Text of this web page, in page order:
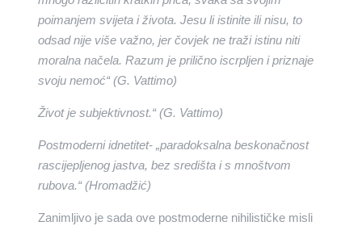
poimanjem svijeta i života. Jesu li istinite ili nisu, to
odsad nije više važno, jer čovjek ne traži istinu niti
moralna načela. Razum je prilično iscrpljen i priznaje
svoju nemoć“ (G. Vattimo)
Život je subjektivnost.“ (G. Vattimo)
Postmoderni idnetitet- „paradoksalna beskonačnost
rascijepljenog jastva, bez središta i s mnoštvom
rubova.“ (Hromadžić)
Zanimljivo je sada ove postmoderne nihilističke misli